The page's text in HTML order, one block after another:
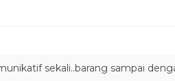
sekali..barang sampai